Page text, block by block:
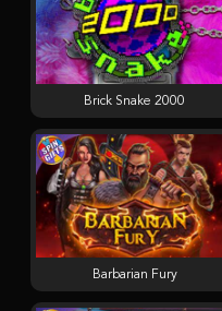
Brick Snake 2000
Barbarian Fury